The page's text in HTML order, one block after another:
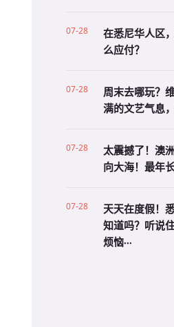
07-28
在悉尼华人区
么应付？
07-28
周末去哪玩？
满的文艺气息
07-28
太震撼了！澳
向大海！最年
07-28
天天在度假！
知道吗？听说
烦恼···